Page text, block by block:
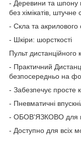
- Деревини та шпону
без хімікатів, штучне
- Скла та
- Шкіри: шорсткості
Пульт дистанційного
- Практичний
безпосередньо на
- Забезпечує
- Пневматичні
- ОБОВ'ЯЗКОВО для
- Доступно для всіх